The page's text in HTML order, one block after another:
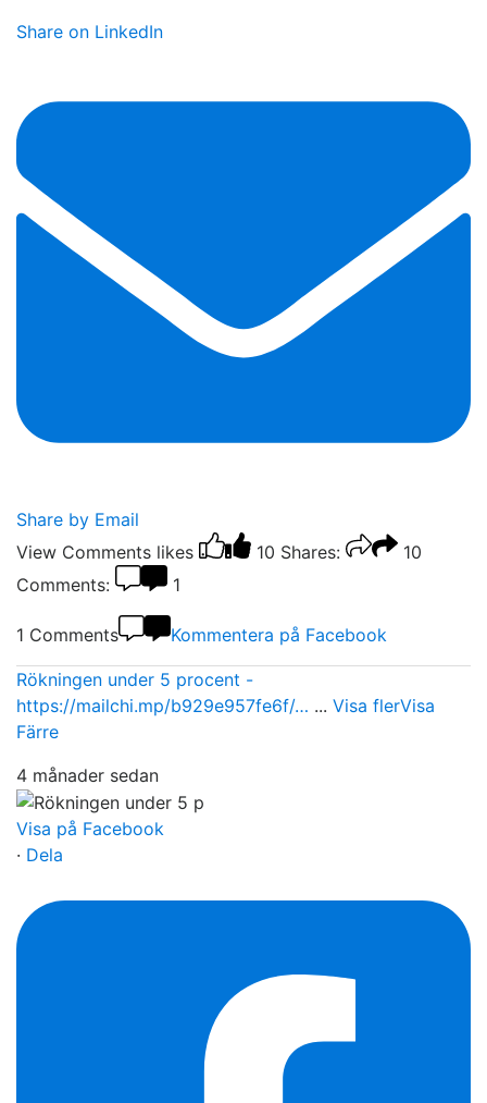
Share on LinkedIn
Share by Email
View Comments likes 10 Shares:
10
Comments:
1
1 Comments Kommentera på Facebook
Rökningen under 5 procent -
https://mailchi.mp/b929e957fe6f/… ... Visa flerVisa
Färre
4 månader sedan
Visa på Facebook
· Dela